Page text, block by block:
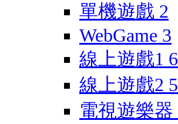
單機遊戲 2
WebGame 3
線上遊戲1 6
線上遊戲2 5
電視遊樂器